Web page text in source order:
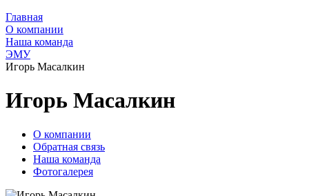
Главная
О компании
Наша команда
ЭМУ
Игорь Масалкин
Игорь Масалкин
О компании
Обратная связь
Наша команда
Фотогалерея